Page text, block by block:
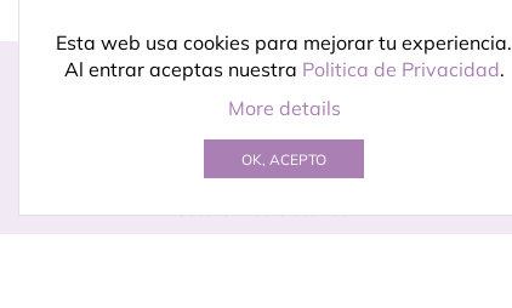
Esta web usa cookies para mejorar tu experiencia.
Al entrar aceptas nuestra Politica de Privacidad.
More details
OK, ACEPTO
Diseño para momentos
especiales.Porque celebrar